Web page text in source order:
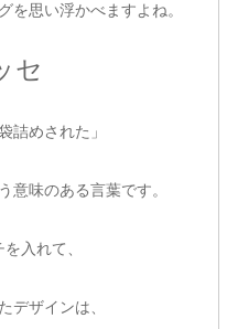
を思い浮かべますよね。
セ
詰めされた」
意味のある言葉です。
入れて、
デザインは、